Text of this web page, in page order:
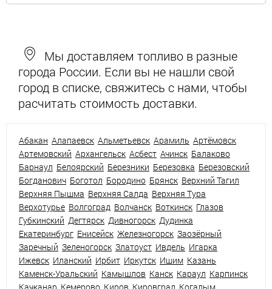
Мы доставляем топливо в разные
города России. Если вы не нашли свой
город в списке, свяжитесь с нами, чтобы
расчитать стоимость доставки.
Абакан Алапаевск Альметьевск Арамиль Артёмовск
Артемовский Архангельск Асбест Ачинск Балаково
Барнаул Белоярский Березники Березовка Березовский
Богданович Боготол Бородино Брянск Верхний Тагил
Верхняя Пышма Верхняя Салда Верхняя Тура
Верхотурье Волгоград Волчанск Воткинск Глазов
Губкинский Дегтярск Дивногорск Дудинка
Екатеринбург Енисейск Железногорск Заозёрный
Заречный Зеленогорск Златоуст Ивдель Игарка
Ижевск Иланский Ирбит Иркутск Ишим Казань
Каменск-Уральский Камышлов Канск Караул Карпинск
Качканар Кемерово Киров Кировград Когалым